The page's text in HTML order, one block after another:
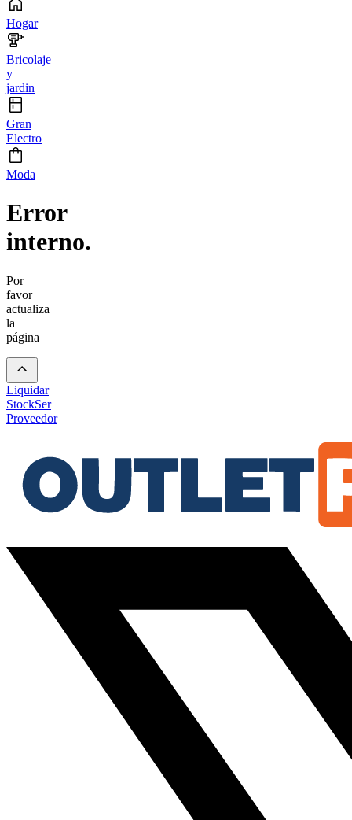
Hogar
Bricolaje
y
jardin
Gran
Electro
Moda
Error
interno.
Por
favor
actualiza
la
página
Liquidar
StockSer
Proveedor